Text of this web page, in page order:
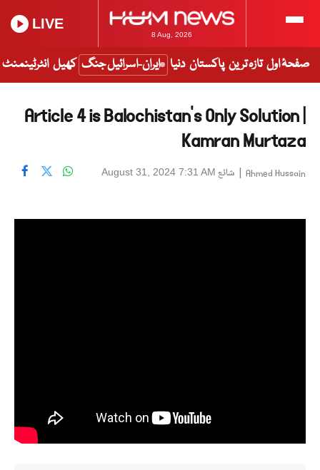
8 Aug, 2026
LIVE
صفحۂ اول تازہ ترین پاکستان دنیا ایران-اسرائیل جنگ کھیل انٹرٹینمنٹ
Article 4 is Balochistan's Only Solution |
Kamran Murtaza
Ahmed Hussain
| شائع August 31, 2024 7:31 AM